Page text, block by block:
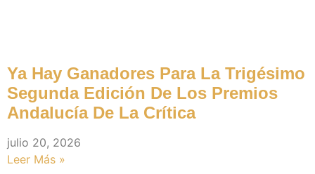
Ya Hay Ganadores Para La Trigésimo
Segunda Edición De Los Premios
Andalucía De La Crítica
julio 20, 2026
Leer Más »